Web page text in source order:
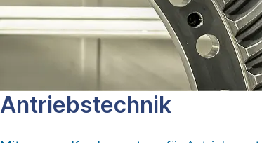
Antriebs­technik